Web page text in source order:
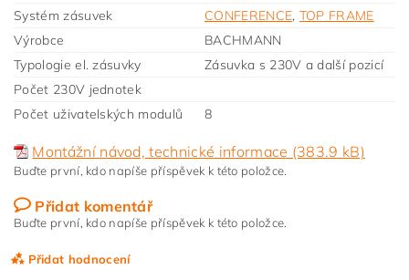
Systém zásuvek
CONFERENCE, TOP FRAME
Výrobce
BACHMANN
Typologie el. zásuvky
Zásuvka s 230V a další pozicí
Počet 230V jednotek
Počet uživatelských modulů
8
Montážní návod, technické informace (383.9 kB)
Buďte první, kdo napíše příspěvek k této položce.
Přidat komentář
Buďte první, kdo napíše příspěvek k této položce.
Přidat hodnocení